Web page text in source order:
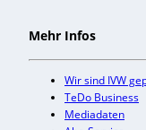
Mehr Infos
Wir sind IVW
TeDo Business
Mediadaten